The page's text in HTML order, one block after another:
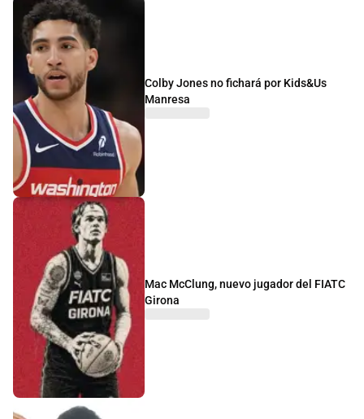
Colby Jones no fichará por Kids&Us
Manresa
Mac McClung, nuevo jugador del FIATC
Girona